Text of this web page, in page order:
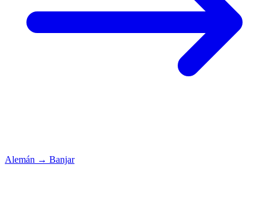
Alemán → Banjar